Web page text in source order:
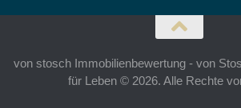
von stosch Immobilienbewertung - von
für Leben © 2026. Alle Rechte